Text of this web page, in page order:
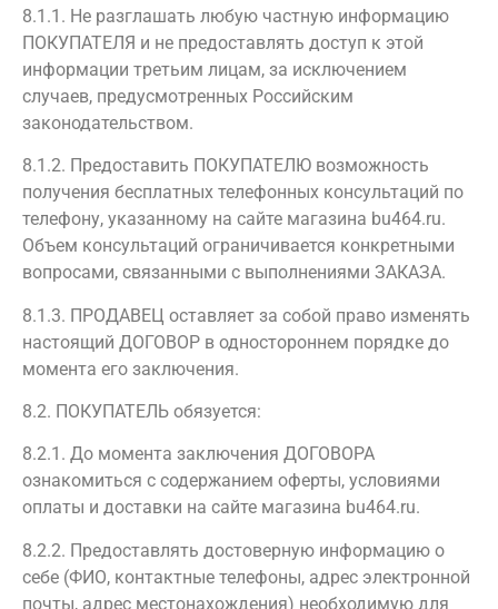
8.1.1. Не разглашать любую частную информацию
ПОКУПАТЕЛЯ и не предоставлять доступ к этой
информации третьим лицам, за исключением
случаев, предусмотренных Российским
законодательством.
8.1.2. Предоставить ПОКУПАТЕЛЮ возможность
получения бесплатных телефонных консультаций по
телефону, указанному на сайте магазина bu464.ru.
Объем консультаций ограничивается конкретными
вопросами, связанными с выполнениями ЗАКАЗА.
8.1.3. ПРОДАВЕЦ оставляет за собой право изменять
настоящий ДОГОВОР в одностороннем порядке до
момента его заключения.
8.2. ПОКУПАТЕЛЬ обязуется:
8.2.1. До момента заключения ДОГОВОРА
ознакомиться с содержанием оферты, условиями
оплаты и доставки на сайте магазина bu464.ru.
8.2.2. Предоставлять достоверную информацию о
себе (ФИО, контактные телефоны, адрес электронной
почты, адрес местонахождения) необходимую для